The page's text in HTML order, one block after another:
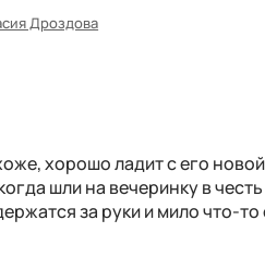
Дроздова
хорошо ладит с его
шли на вечеринку в
за руки и мило что-